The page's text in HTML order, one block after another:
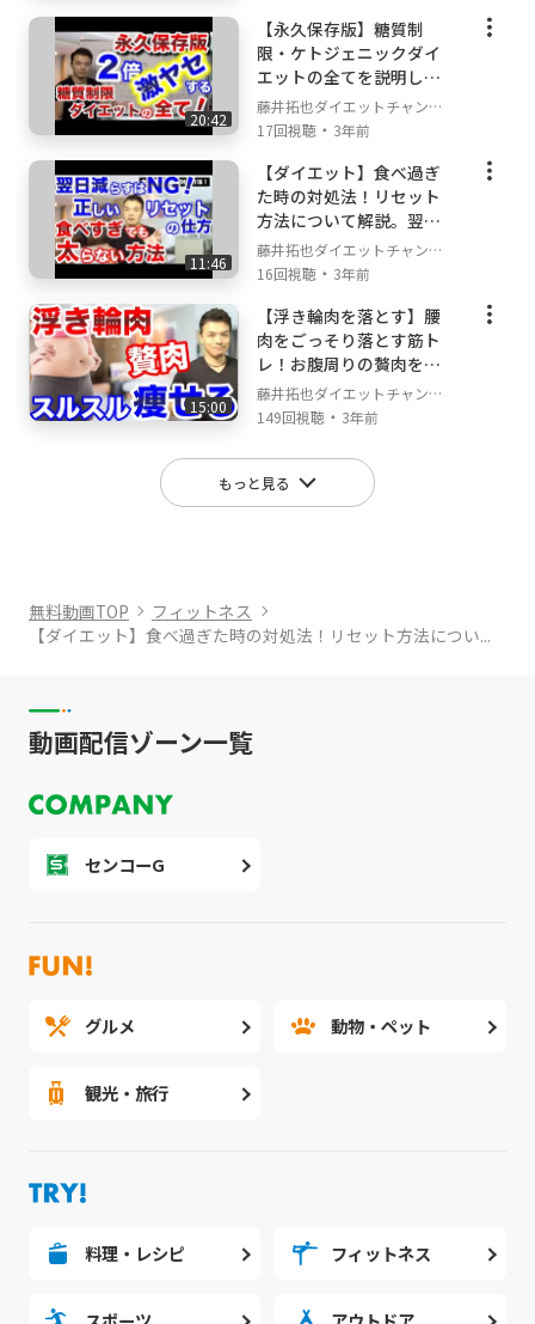
20:42
【永久保存版】糖質制
限・ケトジェニックダイ
エットの全てを説明しま
す！これでもうダイエッ
トに悩まない。【神回】
藤井拓也ダイエットチャンネ
ル
17回視聴 ・ 3年前
11:46
【ダイエット】食べ過ぎ
た時の対処法！リセット
方法について解説。翌日
の食事を抜くのは間違い
です！
藤井拓也ダイエットチャンネ
ル
16回視聴 ・ 3年前
15:00
【浮き輪肉を落とす】腰
肉をごっそり落とす筋ト
レ！お腹周りの贅肉をス
ッキリさせるカンタン家
トレ5選
藤井拓也ダイエットチャンネ
ル
149回視聴 ・ 3年前
もっと見る
無料動画TOP
フィットネス
【ダイエット】食べ過ぎた時の対処法！リセット方法につい...
動画配信ゾーン一覧
センコーG
グルメ 動物・ペット
観光・旅行
料理・レシピ フィットネス